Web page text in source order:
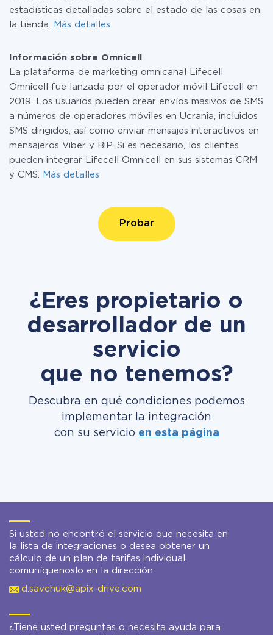
estadísticas detalladas sobre el estado de las cosas en
la tienda.
Más detalles
Información sobre Omnicell
La plataforma de marketing omnicanal Lifecell
Omnicell fue lanzada por el operador móvil Lifecell en
2019. Los usuarios pueden crear envíos masivos de SMS
a números de operadores móviles en Ucrania, incluidos
SMS dirigidos, así como enviar mensajes interactivos en
mensajeros Viber y BiP. Si es necesario, los clientes
pueden integrar Lifecell Omnicell en sus sistemas CRM
y CMS.
Más detalles
Probar
¿Eres propietario o
desarrollador de un
servicio
que no tenemos?
Descubra en qué condiciones podemos
implementar la integración
con su servicio en esta página
Si usted no encontró el servicio que necesita en
la lista de integraciones o desea obtener un
cálculo de un plan de tarifas individual,
comuníquenoslo en la dirección:
d.savchuk@apix-drive.com
¿Tiene usted preguntas o necesita ayuda para